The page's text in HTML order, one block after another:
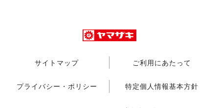
サイトマップ ご利用にあたって
プライバシー・ポリシー 特定個人情報基本方針